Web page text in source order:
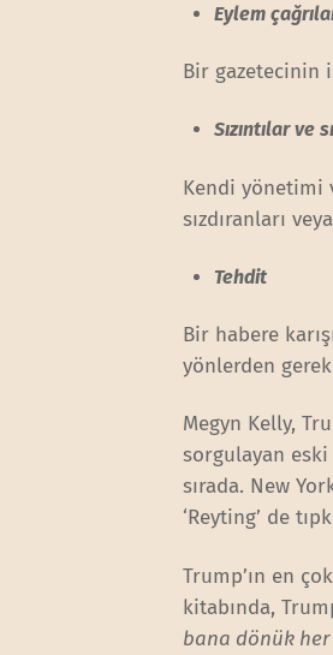
Eylem
Bir gazetecinin
Sızıntılar ve
Kendi yönetimi
sızdıranları
Tehdit
Bir habere
yönlerden
Megyn Kelly,
sorgulayan
sırada. New
‘Reyting’ de
Trump’ın en
kitabında,
bana dönük